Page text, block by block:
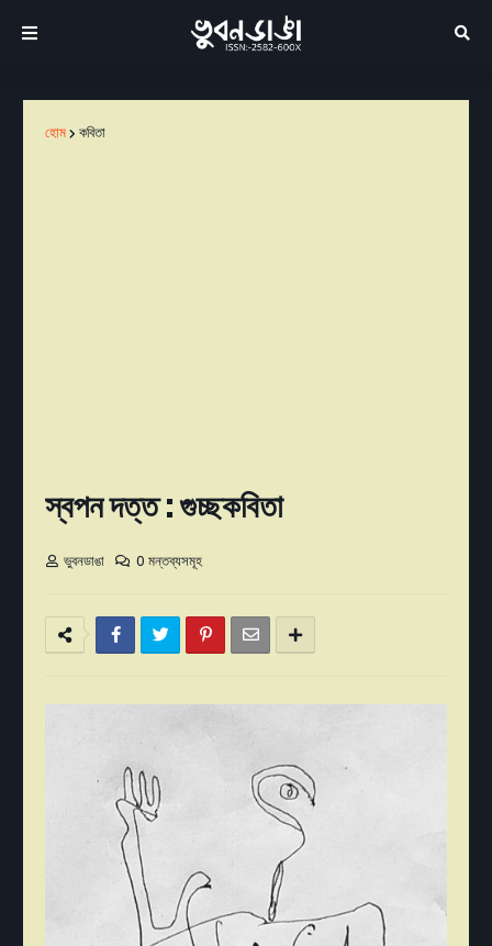
হোম কবিতা
স্বপন দত্ত : গুচ্ছকবিতা
ভুবনডাঙা 0 মন্তব্যসমূহ